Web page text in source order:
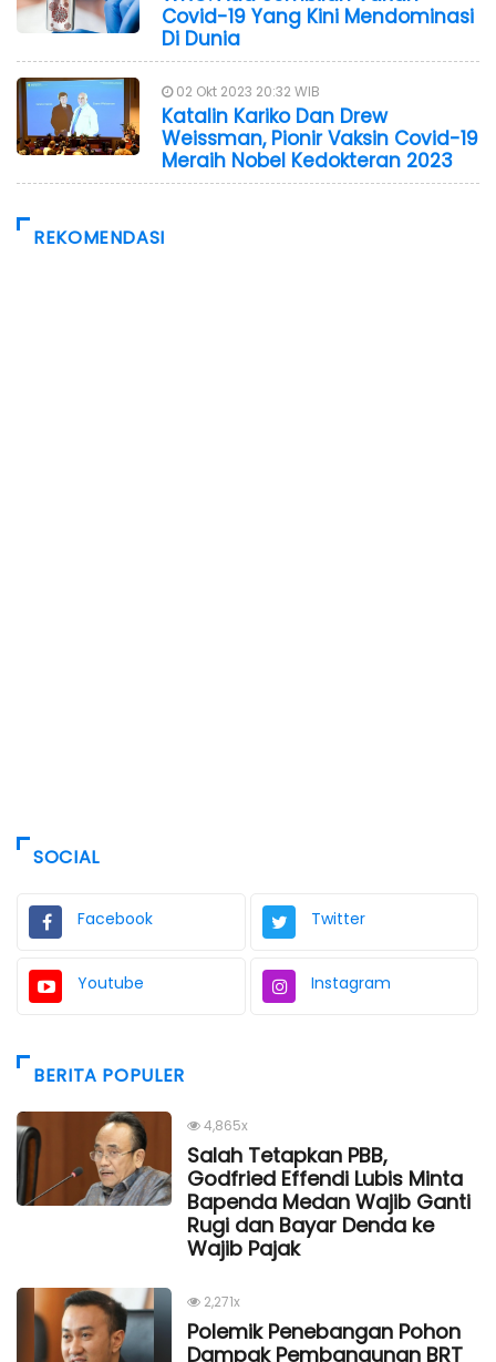
Covid-19 Yang Kini Mendominasi
Di Dunia
02 Okt 2023 20:32 WIB
Katalin Kariko Dan Drew
Weissman, Pionir Vaksin Covid-19
Meraih Nobel Kedokteran 2023
REKOMENDASI
SOCIAL
Facebook Twitter
Youtube Instagram
BERITA POPULER
4,865x
Salah Tetapkan PBB,
Godfried Effendi Lubis Minta
Bapenda Medan Wajib Ganti
Rugi dan Bayar Denda ke
Wajib Pajak
2,271x
Polemik Penebangan Pohon
Dampak Pembangunan BRT